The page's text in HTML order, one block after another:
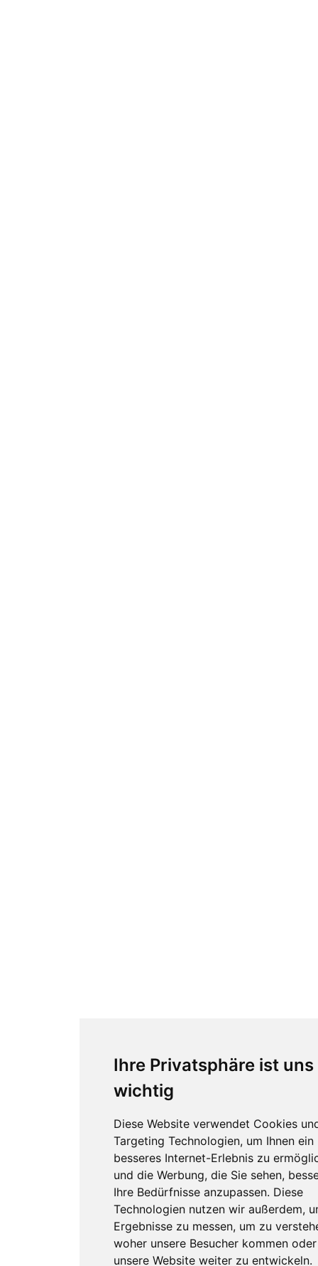
Ihre Privatsphäre ist uns
wichtig
Diese Website verwendet Cookies
Targeting Technologien, um Ihnen ein
besseres Internet-Erlebnis zu
und die Werbung, die Sie sehen,
Ihre Bedürfnisse anzupassen. Diese
Technologien nutzen wir außerdem,
Ergebnisse zu messen, um zu
woher unsere Besucher kommen
unsere Website weiter zu entwickeln.